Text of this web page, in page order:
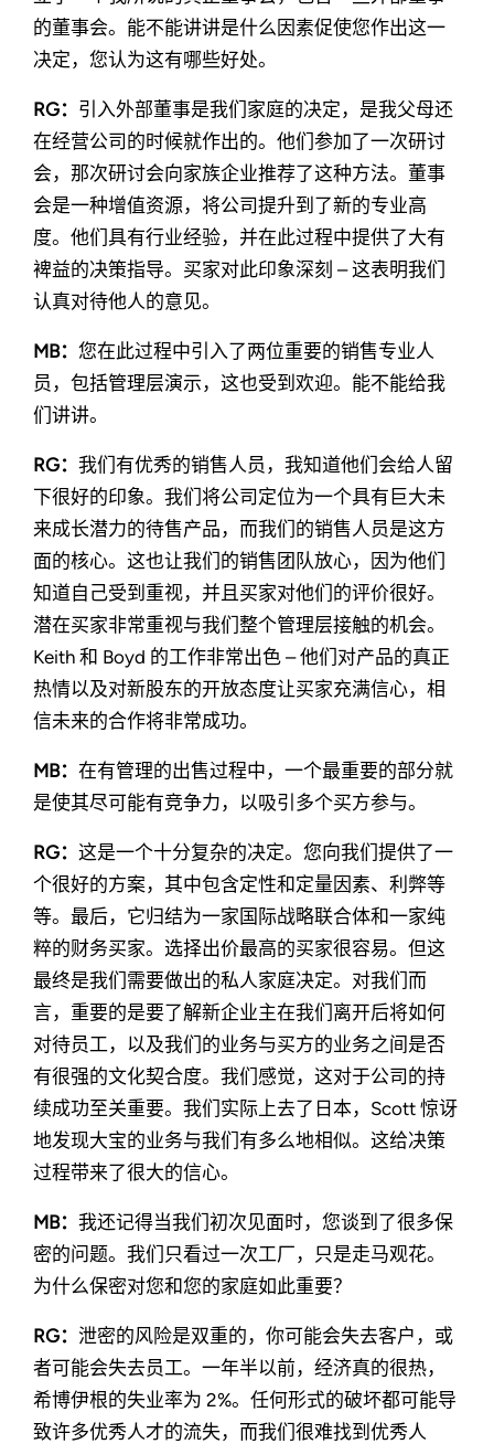
的董事会。能不能讲讲是什么因素促使您作出这一
决定，您认为这有哪些好处。
RG： 引入外部董事是我们家庭的决定，是我父母还
在经营公司的时候就作出的。他们参加了一次研讨
会，那次研讨会向家族企业推荐了这种方法。董事
会是一种增值资源，将公司提升到了新的专业高
度。他们具有行业经验，并在此过程中提供了大有
裨益的决策指导。买家对此印象深刻 – 这表明我们
认真对待他人的意见。
MB： 您在此过程中引入了两位重要的销售专业人
员，包括管理层演示，这也受到欢迎。能不能给我
们讲讲。
RG： 我们有优秀的销售人员，我知道他们会给人留
下很好的印象。我们将公司定位为一个具有巨大未
来成长潜力的待售产品，而我们的销售人员是这方
面的核心。这也让我们的销售团队放心，因为他们
知道自己受到重视，并且买家对他们的评价很好。
潜在买家非常重视与我们整个管理层接触的机会。
Keith 和 Boyd 的工作非常出色 – 他们对产品的真正
热情以及对新股东的开放态度让买家充满信心，相
信未来的合作将非常成功。
MB： 在有管理的出售过程中，一个最重要的部分就
是使其尽可能有竞争力，以吸引多个买方参与。
RG： 这是一个十分复杂的决定。您向我们提供了一
个很好的方案，其中包含定性和定量因素、利弊等
等。最后，它归结为一家国际战略联合体和一家纯
粹的财务买家。选择出价最高的买家很容易。但这
最终是我们需要做出的私人家庭决定。对我们而
言，重要的是要了解新企业主在我们离开后将如何
对待员工，以及我们的业务与买方的业务之间是否
有很强的文化契合度。我们感觉，这对于公司的持
续成功至关重要。我们实际上去了日本，Scott 惊讶
地发现大宝的业务与我们有多么地相似。这给决策
过程带来了很大的信心。
MB： 我还记得当我们初次见面时，您谈到了很多保
密的问题。我们只看过一次工厂，只是走马观花。
为什么保密对您和您的家庭如此重要？
RG： 泄密的风险是双重的，你可能会失去客户，或
者可能会失去员工。一年半以前，经济真的很热，
希博伊根的失业率为 2%。任何形式的破坏都可能导
致许多优秀人才的流失，而我们很难找到优秀人